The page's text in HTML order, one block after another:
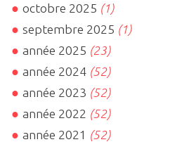
octobre 2025 (1)
septembre 2025 (1)
année 2025 (23)
année 2024 (52)
année 2023 (52)
année 2022 (52)
année 2021 (52)